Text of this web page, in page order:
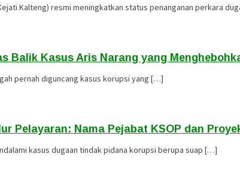
Kalteng) resmi meningkatkan status penanganan perkara
Balik Kasus Aris Narang yang
pernah diguncang kasus korupsi yang […]
Pelayaran: Nama Pejabat KSOP dan
kasus dugaan tindak pidana korupsi berupa suap […]